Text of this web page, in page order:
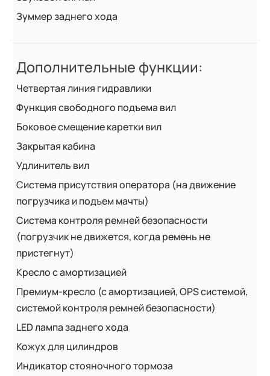
Зуммер заднего хода
Дополнительные функции:
Четвертая линия гидравлики
Функция свободного подъема вил
Боковое смещение каретки вил
Закрытая кабина
Удлинитель вил
Система присутствия оператора (на движение
погрузчика и подъем мачты)
Система контроля ремней безопасности
(погрузчик не движется, когда ремень не
пристегнут)
Кресло с амортизацией
Премиум-кресло (с амортизацией, OPS системой,
системой контроля ремней безопасности)
LED лампа заднего хода
Кожух для цилиндров
Индикатор стояночного тормоза